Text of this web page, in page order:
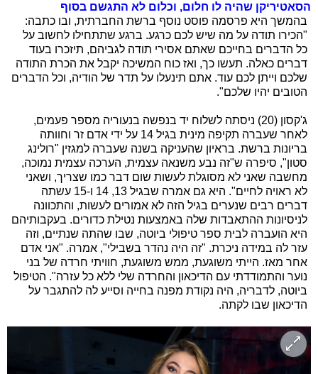
הסאטיריקן שהיה לו חלום, וכלום לא התגשם בסוף
בהמשך היא פרסמה פוסט נוסף ברשת החברתית, ובו כתבה:
"הכירו תודה על מה שיש לכם כרגע. ברגע שתתחילו לחשוב על
כל הדברים בחייכם שאתם אסירי תודה לגביהם, תיזכרו בעוד
דברים כאלה. תעשו כך, ואז כוח המשיכה יקבל את הכרת התודה
שלכם וייתן לכם עוד. אתם תינעלו על תדר של הודיה, וכל הדברים
הטובים יהיו שלכם".
ג'קסון (20) ניסתה לשלוח יד בנפשה בנעוריה מספר פעמים,
לאחר שעברה תקיפה מינית בגיל 14 על ידי אדם זר וחוותה
בריונות ברשת. בראיון שהעניקה בשנה שעברה למגזין "רולינג
סטון", סיפרה ש"זה נבע משנאה עצמית, הערכה עצמית נמוכה,
מחשבה שאני לא מסוגלת לעשות שום דבר כמו שצריך, ושאני
לא ראויה לחיים". היא גם אמרה שבגיל 13, 14 ו-15 עשתה
דברים רבים שנערים בגיל הזה לא אמורים לעשות, והתכוונה
לניסיונות ההתאבדות שלה באמצעות נטילת כדורים. בעקבותיהם
היא הועברה לבית ספר טיפולי ביוטה, שבו שהתה שנתיים, וזה
עזר לה במידה ניכרת. "זה היה נהדר בשבילי", אמרה. "אני אדם
אחר מאז. הייתי משוגעת, ממש משוגעת, חוויתי חרדה של בני
נוער והתמודדתי עם הדיכאון והחרדה שלי ללא כל עזרה". הטיפול
ביוטה, לדבריה, היה נקודת מפנה בחייה וסייע לה להתגבר על
הדיכאון שבו לקתה.